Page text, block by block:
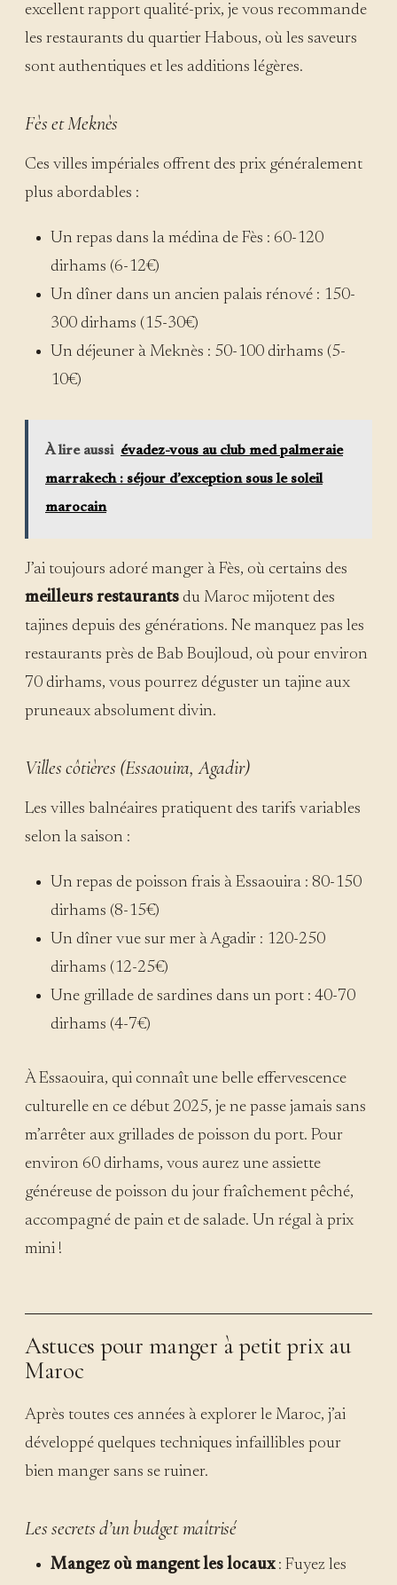
excellent rapport qualité-prix, je vous recommande
les restaurants du quartier Habous, où les saveurs
sont authentiques et les additions légères.
Fès et Meknès
Ces villes impériales offrent des prix généralement
plus abordables :
Un repas dans la médina de Fès : 60-120
dirhams (6-12€)
Un dîner dans un ancien palais rénové : 150-
300 dirhams (15-30€)
Un déjeuner à Meknès : 50-100 dirhams (5-
10€)
À lire aussi évadez-vous au club med palmeraie
marrakech : séjour d’exception sous le soleil
marocain
J’ai toujours adoré manger à Fès, où certains des
meilleurs restaurants du Maroc mijotent des
tajines depuis des générations. Ne manquez pas les
restaurants près de Bab Boujloud, où pour environ
70 dirhams, vous pourrez déguster un tajine aux
pruneaux absolument divin.
Villes côtières (Essaouira, Agadir)
Les villes balnéaires pratiquent des tarifs variables
selon la saison :
Un repas de poisson frais à Essaouira : 80-150
dirhams (8-15€)
Un dîner vue sur mer à Agadir : 120-250
dirhams (12-25€)
Une grillade de sardines dans un port : 40-70
dirhams (4-7€)
À Essaouira, qui connaît une belle effervescence
culturelle en ce début 2025, je ne passe jamais sans
m’arrêter aux grillades de poisson du port. Pour
environ 60 dirhams, vous aurez une assiette
généreuse de poisson du jour fraîchement pêché,
accompagné de pain et de salade. Un régal à prix
mini !
Astuces pour manger à petit prix au
Maroc
Après toutes ces années à explorer le Maroc, j’ai
développé quelques techniques infaillibles pour
bien manger sans se ruiner.
Les secrets d’un budget maîtrisé
Mangez où mangent les locaux: Fuyez les